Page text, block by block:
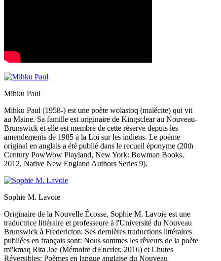
Mihku Paul
Mihku Paul (1958-) est une poète wolastoq (malécite) qui vit
au Maine. Sa famille est originaire de Kingsclear au Nouveau-
Brunswick et elle est membre de cette réserve depuis les
amendements de 1985 à la Loi sur les indiens. Le poème
original en anglais a été publié dans le recueil éponyme (20th
Century PowWow Playland, New York: Bowman Books,
2012. Native New England Authors Series 9).
Sophie M. Lavoie
Originaire de la Nouvelle Écosse, Sophie M. Lavoie est une
traductrice littéraire et professeure à l'Université du Nouveau
Brunswick à Fredericton. Ses dernières traductions littéraires
publiées en français sont: Nous sommes les rêveurs de la poète
mi'kmaq Rita Joe (Mémoire d'Encrier, 2016) et Chutes
Réversibles: Poèmes en langue anglaise du Nouveau